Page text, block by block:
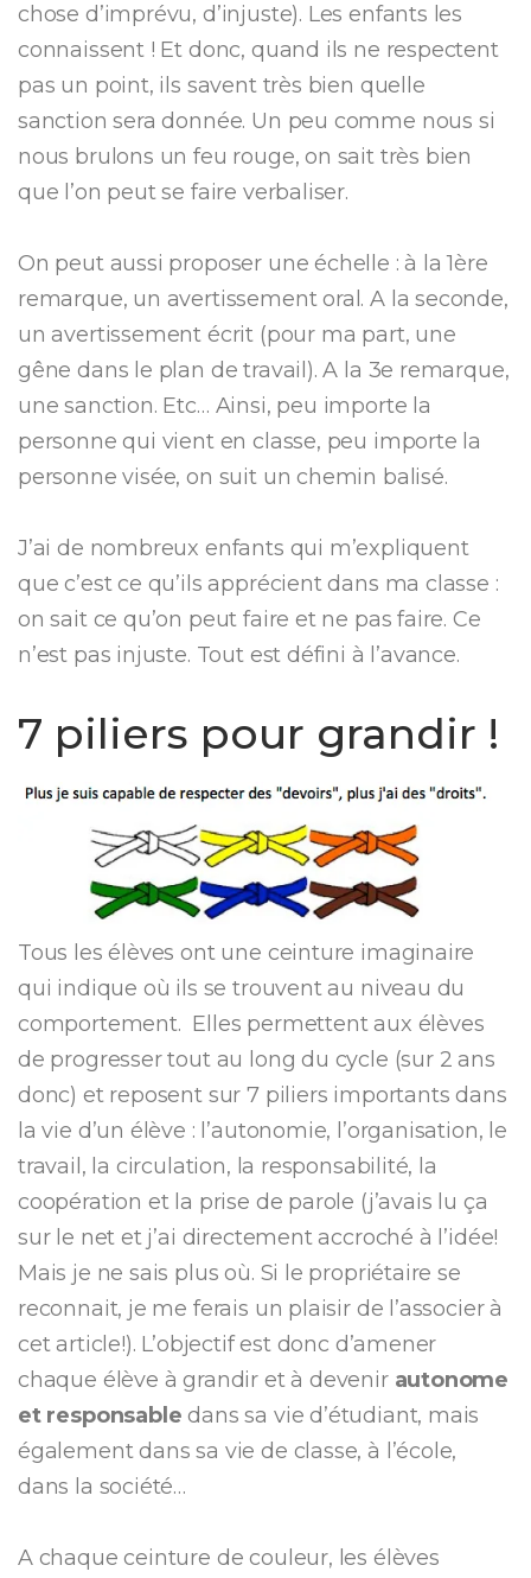
chose d’imprévu, d’injuste). Les enfants les
connaissent ! Et donc, quand ils ne respectent
pas un point, ils savent très bien quelle
sanction sera donnée. Un peu comme nous si
nous brulons un feu rouge, on sait très bien
que l’on peut se faire verbaliser.
On peut aussi proposer une échelle : à la 1ère
remarque, un avertissement oral. A la seconde,
un avertissement écrit (pour ma part, une
gêne dans le plan de travail). A la 3e remarque,
une sanction. Etc… Ainsi, peu importe la
personne qui vient en classe, peu importe la
personne visée, on suit un chemin balisé.
J’ai de nombreux enfants qui m’expliquent
que c’est ce qu’ils apprécient dans ma classe :
on sait ce qu’on peut faire et ne pas faire. Ce
n’est pas injuste. Tout est défini à l’avance.
7 piliers pour grandir !
Tous les élèves ont une ceinture imaginaire
qui indique où ils se trouvent au niveau du
comportement. Elles permettent aux élèves
de progresser tout au long du cycle (sur 2 ans
donc) et reposent sur 7 piliers importants dans
la vie d’un élève : l’autonomie, l’organisation, le
travail, la circulation, la responsabilité, la
coopération et la prise de parole (j’avais lu ça
sur le net et j’ai directement accroché à l’idée!
Mais je ne sais plus où. Si le propriétaire se
reconnait, je me ferais un plaisir de l’associer à
cet article!). L’objectif est donc d’amener
chaque élève à grandir et à devenir autonome
et responsable dans sa vie d’étudiant, mais
également dans sa vie de classe, à l’école,
dans la société…
A chaque ceinture de couleur, les élèves